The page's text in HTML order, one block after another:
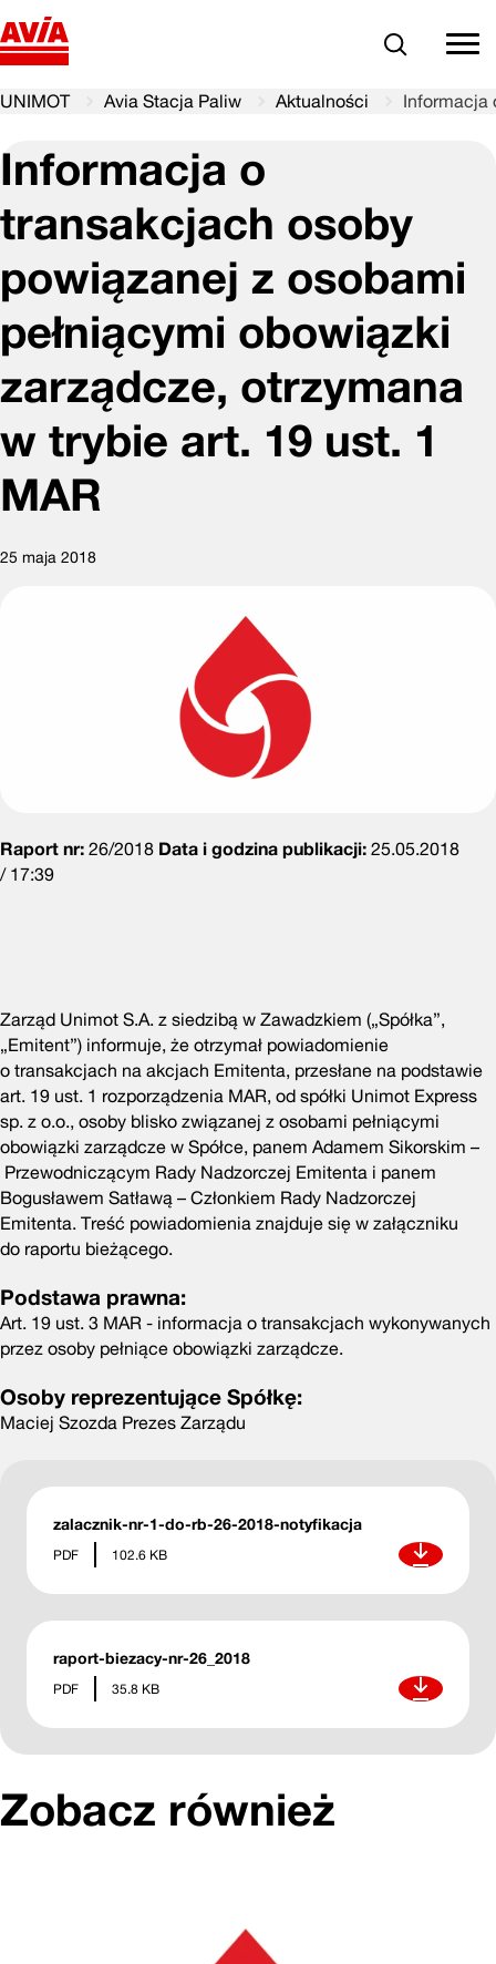
Szukaj
UNIMOT Avia Stacja Paliw Aktualności Informacja
Informacja o
transakcjach osoby
powiązanej z osobami
pełniącymi obowiązki
zarządcze, otrzymana
w trybie art. 19 ust. 1
MAR
25 maja 2018
Raport nr: 26/2018 Data i godzina publikacji: 25.05.2018
/ 17:39
Zarząd Unimot S.A. z siedzibą w Zawadzkiem („Spółka”,
„Emitent”) informuje, że otrzymał powiadomienie
o transakcjach na akcjach Emitenta, przesłane na podstawie
art. 19 ust. 1 rozporządzenia MAR, od spółki Unimot Express
sp. z o.o., osoby blisko związanej z osobami pełniącymi
obowiązki zarządcze w Spółce, panem Adamem Sikorskim –
Przewodniczącym Rady Nadzorczej Emitenta i panem
Bogusławem Satławą – Członkiem Rady Nadzorczej
Emitenta. Treść powiadomienia znajduje się w załączniku
do raportu bieżącego.
Podstawa prawna:
Art. 19 ust. 3 MAR - informacja o transakcjach wykonywanych
przez osoby pełniące obowiązki zarządcze.
Osoby reprezentujące Spółkę:
Maciej Szozda Prezes Zarządu
zalacznik-nr-1-do-rb-26-2018-notyfikacja
PDF 102.6 KB Pobierz
raport-biezacy-nr-26_2018
PDF 35.8 KB Pobierz
Zobacz również